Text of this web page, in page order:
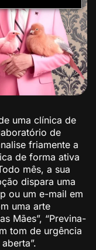
uma clínica de
de
friamente a
de forma ativa
mês, a sua
dispara uma
ou um e-mail em
uma arte
Mães”, “Previna-
tom de urgência